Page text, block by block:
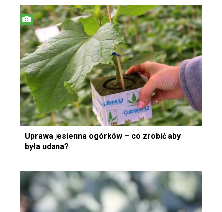
Uprawa jesienna ogórków – co zrobić aby
była udana?